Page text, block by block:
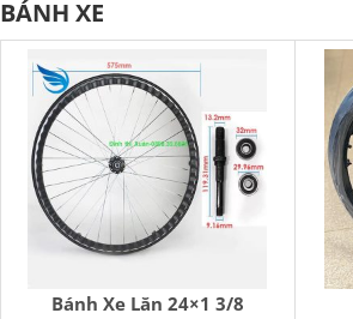
BÁNH XE
Bánh Xe Lăn 24×1 3/8